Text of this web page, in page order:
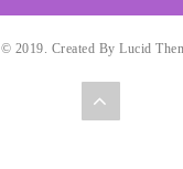
© 2019. Created By Lucid